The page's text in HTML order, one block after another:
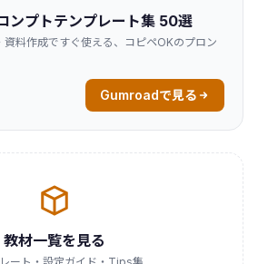
ンプトテンプレート集 50選
資料作成ですぐ使える、コピペOKのプロン
Gumroadで見る
教材一覧を見る